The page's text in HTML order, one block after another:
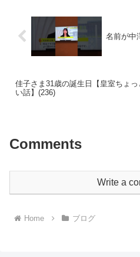
名前が中
佳子さま31歳の誕生日【皇室ちょっ
い話】(236)
Comments
Write a
Home ブログ